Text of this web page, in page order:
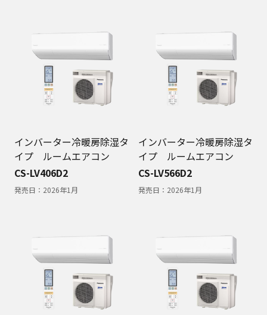
インバーター冷暖房除湿タ
イプ ルームエアコン
CS-LV406D2
発売日： 2026年1月
インバーター冷暖房除湿タ
イプ ルームエアコン
CS-LV566D2
発売日： 2026年1月